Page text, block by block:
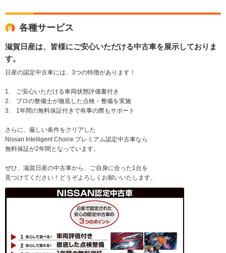
各種サービス
滋賀日産は、皆様にご安心いただける中古車を展示しておりま
す。
日産の認定中古車には、3つの特徴があります！
1. ご安心いただける車両状態評価書付き
2. プロの整備士が徹底した点検・整備を実施
3. 1年間の無料保証付きで有事の際もサポート
さらに、厳しい条件をクリアした
Nissan Intelligent Choice プレミアム認定中古車なら
無料保証が2年間となっています。
ぜひ、滋賀日産の中古車から、ご自身に合った1台を
見つけてください！どうぞよろしくお願いいたします。